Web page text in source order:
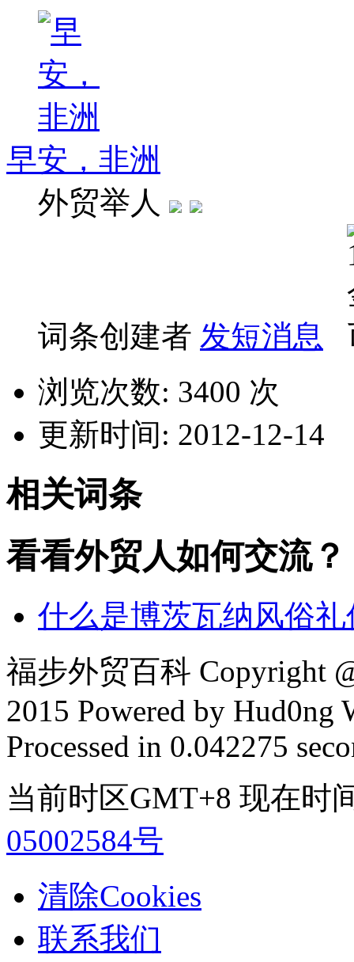
早安，非洲
外贸举人
词条创建者 发短消息
浏览次数: 3400 次
更新时间: 2012-12-14
相关词条
看看外贸人如何交流？
什么是博茨瓦纳风俗礼
福步外贸百科 Copyright
2015 Powered by Hud0ng
Processed in 0.042275
当前时区GMT+8 现在时
05002584号
清除Cookies
联系我们